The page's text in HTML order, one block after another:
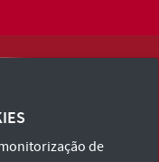
de Privacidade
de